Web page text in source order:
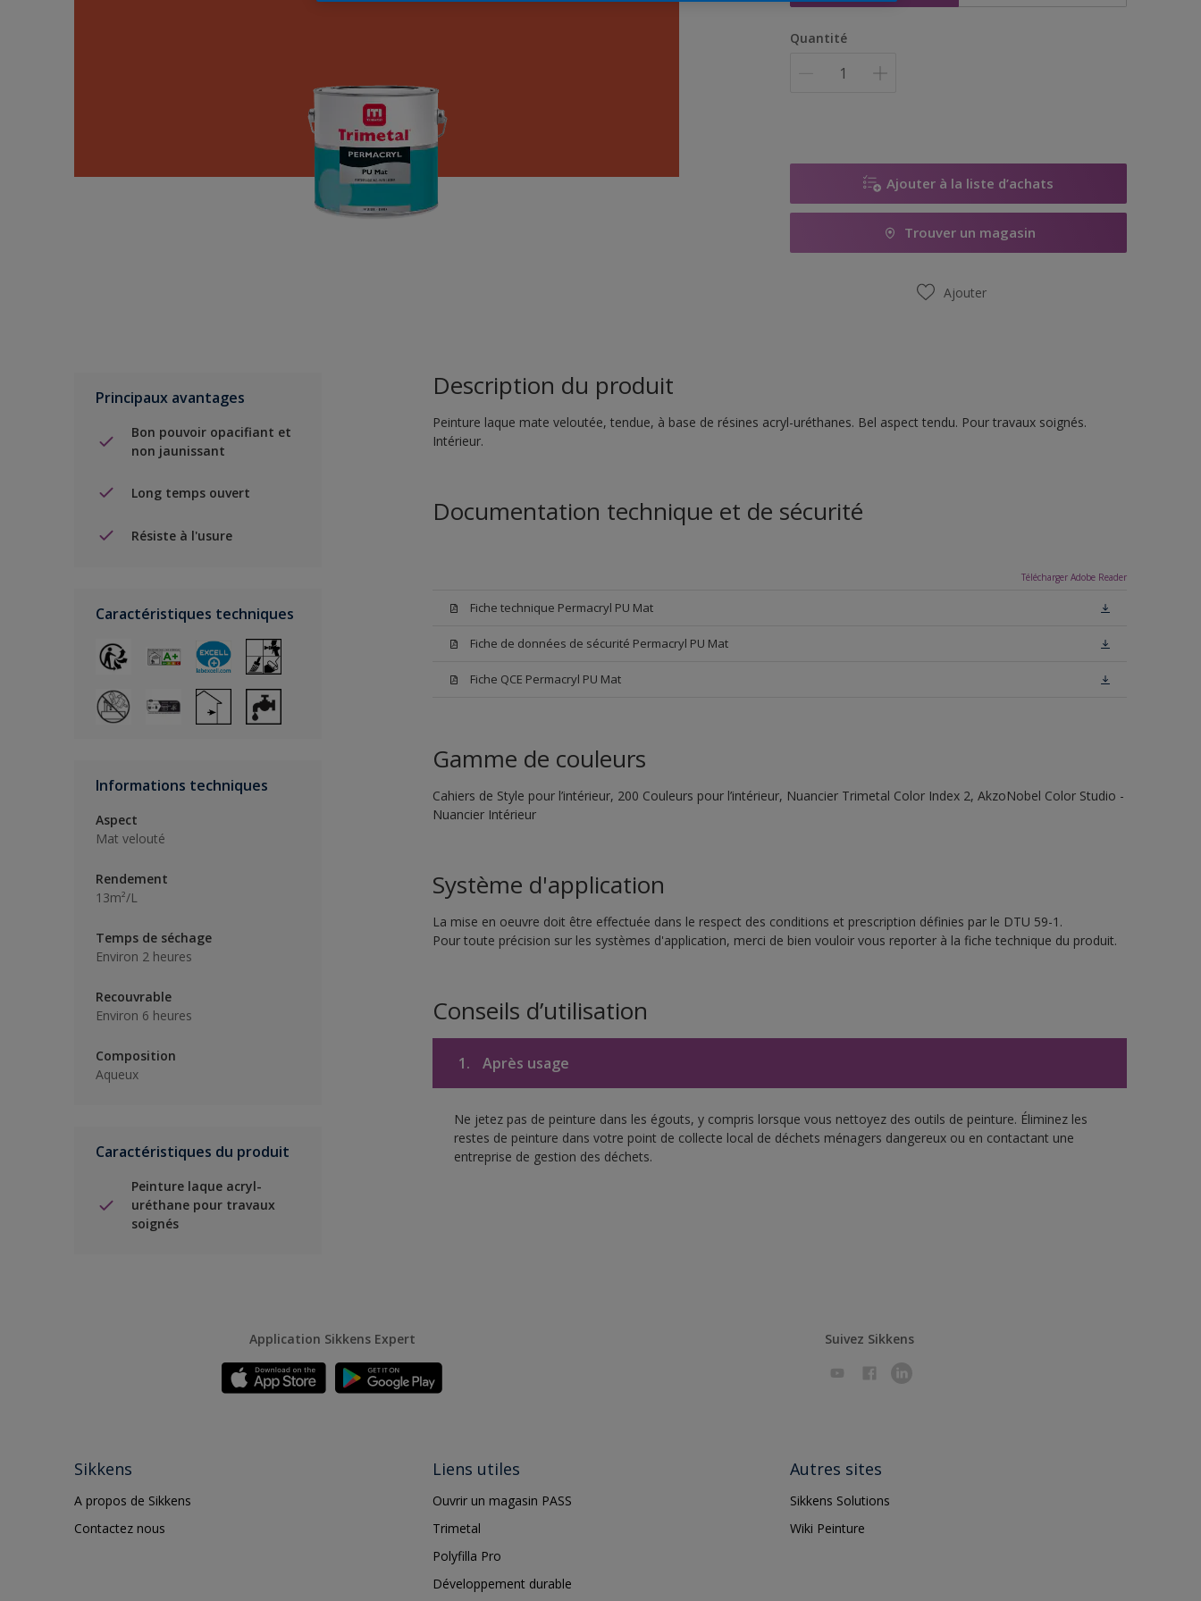
Quantité
Ajouter à la liste d’achats
Trouver un magasin
Ajouter
Principaux avantages
Bon pouvoir opacifiant et
non jaunissant
Long temps ouvert
Résiste à l'usure
Caractéristiques techniques
Informations techniques
Aspect
Mat velouté
Rendement
13m²/L
Temps de séchage
Environ 2 heures
Recouvrable
Environ 6 heures
Composition
Aqueux
Caractéristiques du produit
Peinture laque acryl-
uréthane pour travaux
soignés
Description du produit
Peinture laque mate veloutée, tendue, à base de résines acryl-uréthanes. Bel aspect tendu. Pour travaux soignés.
Intérieur.
Documentation technique et de sécurité
Télécharger Adobe Reader
Fiche technique Permacryl PU Mat
Fiche de données de sécurité Permacryl PU Mat
Fiche QCE Permacryl PU Mat
Gamme de couleurs
Cahiers de Style pour l’intérieur, 200 Couleurs pour l’intérieur, Nuancier Trimetal Color Index 2, AkzoNobel Color Studio -
Nuancier Intérieur
Système d'application
La mise en oeuvre doit être effectuée dans le respect des conditions et prescription définies par le DTU 59-1.
Pour toute précision sur les systèmes d'application, merci de bien vouloir vous reporter à la fiche technique du produit.
Conseils d’utilisation
1. Après usage
Ne jetez pas de peinture dans les égouts, y compris lorsque vous nettoyez des outils de peinture. Éliminez les
restes de peinture dans votre point de collecte local de déchets ménagers dangereux ou en contactant une
entreprise de gestion des déchets.
Application Sikkens Expert Suivez Sikkens
Sikkens
A propos de Sikkens
Contactez nous
Liens utiles
Ouvrir un magasin PASS
Trimetal
Polyfilla Pro
Développement durable
Autres sites
Sikkens Solutions
Wiki Peinture